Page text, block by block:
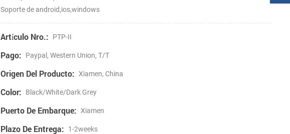
Soporte de android,ios,windows
Artículo Nro.: PTP-II
Pago: Paypal, Western Union, T/T
Origen Del Producto: Xiamen, China
Color: Black/White/Dark Grey
Puerto De Embarque: Xiamen
Plazo De Entrega: 1-2weeks